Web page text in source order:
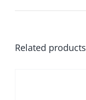
Related products